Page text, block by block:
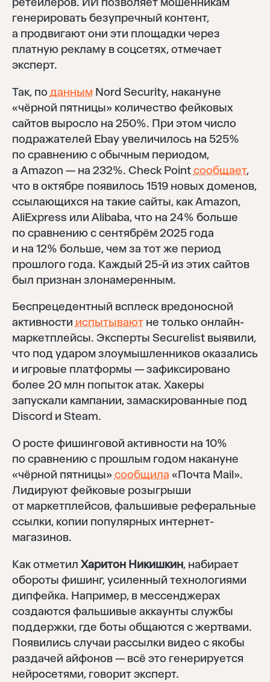
генерировать безупречный контент,
а продвигают они эти площадки через
платную рекламу в соцсетях, отмечает
эксперт.
Так, поданным Nord Security, накануне
«чёрной пятницы» количество фейковых
сайтов выросло на 250%. При этом число
подражателей Ebay увеличилось на 525%
по сравнению с обычным периодом,
а Amazon — на 232%. Check Pointсообщает,
что в октябре появилось 1519 новых доменов,
ссылающихся на такие сайты, как Amazon,
AliExpress или Alibaba, что на 24% больше
по сравнению с сентябрём 2025 года
и на 12% больше, чем за тот же период
прошлого года. Каждый 25-й из этих сайтов
был признан злонамеренным.
Беспрецедентный всплеск вредоносной
активности испытываютне только онлайн-
маркетплейсы. Эксперты Securelist выявили,
что под ударом злоумышленников оказались
и игровые платформы — зафиксировано
более 20 млн попыток атак. Хакеры
запускали кампании, замаскированные под
Discord и Steam.
О росте фишинговой активности на 10%
по сравнению с прошлым годом накануне
«чёрной пятницы»сообщила «Почта Mail».
Лидируют фейковые розыгрыши
от маркетплейсов, фальшивые реферальные
ссылки, копии популярных интернет-
магазинов.
Как отметил Харитон Никишкин, набирает
обороты фишинг, усиленный технологиями
дипфейка. Например, в мессенджерах
создаются фальшивые аккаунты службы
поддержки, где боты общаются с жертвами.
Появились случаи рассылки видео с якобы
раздачей айфонов — всё это генерируется
нейросетями, говорит эксперт.